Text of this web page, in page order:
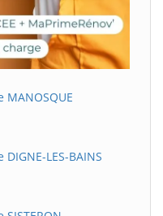
LES-BAINS